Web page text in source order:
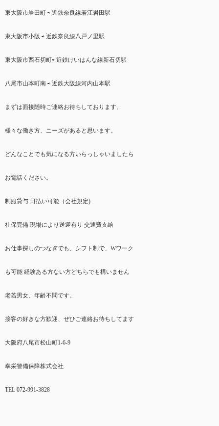
東大阪市岩田町 ⇨ 近鉄奈良線若江岩田駅
東大阪市小阪 ⇨ 近鉄奈良線八戸ノ里駅
東大阪市西石切町⇨ 近鉄けいはんな線新石切駅
八尾市山本町南 ⇨ 近鉄大阪線河内山本駅
まずは面接随時ご連絡お待ちしております。
様々な働き方、ニーズがあると思います。
どんなことでも気になる方いらっしゃいましたら
お電話ください。
制服貸与 日払い可能（会社規定)
社保完備 現場により送迎有り 交通費支給
お仕事探しのつなぎでも、シフト制で、Wワーク
も可能 経験ある方ない方どちらでも構いません
老若男女、年齢不問です。
接客の好きな方歓迎、ぜひご連絡お待ちしてます
大阪府八尾市松山町1-6-9
幸栄警備保障株式会社
TEL 072-991-3828